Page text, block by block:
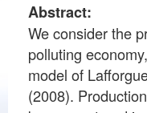
Abstract:
We consider the
polluting
model of
(2008).